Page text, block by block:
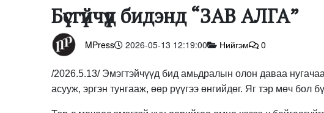
Бүсгүйчүүд бидэнд “ЗАВ АЛГА”
MPress 2026-05-13 12:19:00 Нийгэм 0
/2026.5.13/ Эмэгтэйчүүд бид амьдралын олон даваа
асууж, эргэн тунгааж, өөр рүүгээ өнгийдөг. Яг тэр мөч бол